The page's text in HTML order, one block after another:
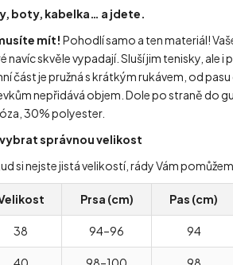
boty, kabelka… a jdete.
mít! Pohodlí samo a ten materiál!
navíc skvěle vypadají. Sluší jim tenisky, ale
část je pružná s krátkým rukávem, od
nepřidává objem. Dole po straně do
30% polyester.
vybrat správnou velikost
si nejste jistá velikostí, rády Vám
Prsa (cm) Pas (cm)
38 94–96 94